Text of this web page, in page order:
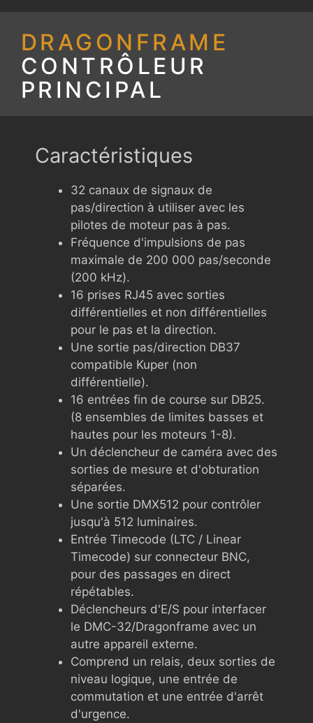
DRAGONFRAME
CONTRÔLEUR
PRINCIPAL
Caractéristiques
32 canaux de signaux de
pas/direction à utiliser avec les
pilotes de moteur pas à pas.
Fréquence d'impulsions de pas
maximale de 200 000 pas/seconde
(200 kHz).
16 prises RJ45 avec sorties
différentielles et non différentielles
pour le pas et la direction.
Une sortie pas/direction DB37
compatible Kuper (non
différentielle).
16 entrées fin de course sur DB25.
(8 ensembles de limites basses et
hautes pour les moteurs 1-8).
Un déclencheur de caméra avec des
sorties de mesure et d'obturation
séparées.
Une sortie DMX512 pour contrôler
jusqu'à 512 luminaires.
Entrée Timecode (LTC / Linear
Timecode) sur connecteur BNC,
pour des passages en direct
répétables.
Déclencheurs d'E/S pour interfacer
le DMC-32/Dragonframe avec un
autre appareil externe.
Comprend un relais, deux sorties de
niveau logique, une entrée de
commutation et une entrée d'arrêt
d'urgence.